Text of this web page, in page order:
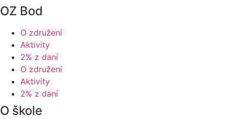
OZ Bod
O združení
Aktivity
2% z daní
O združení
Aktivity
2% z daní
O škole